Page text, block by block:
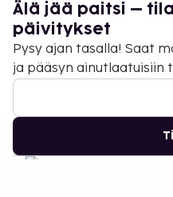
Älä jää paitsi –
päivitykset
Pysy ajan tasalla! Saat
ja pääsyn ainutlaatuisiin